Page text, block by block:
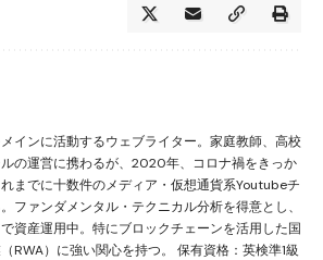
インに活動するウェブライター。家庭教師、高校
の運営に携わるが、2020年、コロナ禍をきっか
までに十数件のメディア・仮想通貨系Youtubeチ
ファンダメンタル・テクニカル分析を得意とし、
資産運用中。特にブロックチェーンを活用した国
RWA）に強い関心を持つ。 保有資格：英検準1級